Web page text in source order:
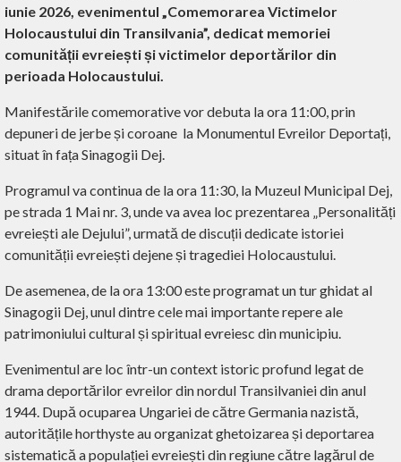
iunie 2026, evenimentul „Comemorarea Victimelor
Holocaustului din Transilvania”, dedicat memoriei
comunității evreiești și victimelor deportărilor din
perioada Holocaustului.
Manifestările comemorative vor debuta la ora 11:00, prin
depuneri de jerbe și coroane la Monumentul Evreilor Deportați,
situat în fața Sinagogii Dej.
Programul va continua de la ora 11:30, la Muzeul Municipal Dej,
pe strada 1 Mai nr. 3, unde va avea loc prezentarea „Personalități
evreiești ale Dejului”, urmată de discuții dedicate istoriei
comunității evreiești dejene și tragediei Holocaustului.
De asemenea, de la ora 13:00 este programat un tur ghidat al
Sinagogii Dej, unul dintre cele mai importante repere ale
patrimoniului cultural și spiritual evreiesc din municipiu.
Evenimentul are loc într-un context istoric profund legat de
drama deportărilor evreilor din nordul Transilvaniei din anul
1944. După ocuparea Ungariei de către Germania nazistă,
autoritățile horthyste au organizat ghetoizarea și deportarea
sistematică a populației evreiești din regiune către lagărul de